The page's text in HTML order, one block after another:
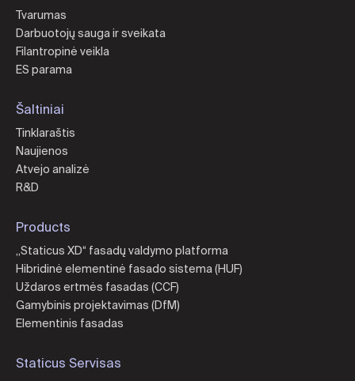
Tvarumas
Darbuotojų sauga ir sveikata
Filantropinė veikla
ES parama
Šaltiniai
Tinklaraštis
Naujienos
Atvejo analizė
R&D
Products
„Staticus XD“ fasadų valdymo platforma
Hibridinė elementinė fasado sistema (HUF)
Uždaros ertmės fasadas (CCF)
Gamybinis projektavimas (DfM)
Elementinis fasadas
Staticus Servisas